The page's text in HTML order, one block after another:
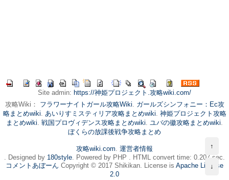
Site admin: https://神姫プロジェクト.攻略wiki.com/
攻略Wiki： フラワーナイトガール攻略Wiki. ガールズシンフォニー：Ec攻
略まとめwiki. あいりすミスティリア攻略まとめwiki. 神姫プロジェクト攻略
まとめwiki. 戦国プロヴィデンス攻略まとめwiki. ユバの徽攻略まとめwiki.
ぼくらの放課後戦争攻略まとめ
攻略wiki.com. 運営者情報
. Designed by 180style. Powered by PHP . HTML convert time: 0.207 sec.
コメントあぼーん Copyright © 2017 Shikikan. License is Apache License
2.0
↑
↓